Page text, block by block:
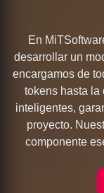
En
desarrollar un
encargamos de
tokens hasta la
inteligentes,
proyecto.
componente